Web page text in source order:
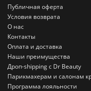
Публичная оферта
Условия возврата
О нас
Контакты
Оплата и доставка
Наши преимущества
Дроп-shipping с Dr Beauty
Парикмахерам и салонам
Программа лояльности